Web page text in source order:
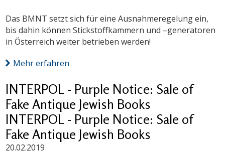
Das BMNT setzt sich für eine Ausnahmeregelung ein,
bis dahin können Stickstoffkammern und –generatoren
in Österreich weiter betrieben werden!
Mehr erfahren
INTERPOL - Purple Notice: Sale of
Fake Antique Jewish Books
INTERPOL - Purple Notice: Sale of
Fake Antique Jewish Books
20.02.2019